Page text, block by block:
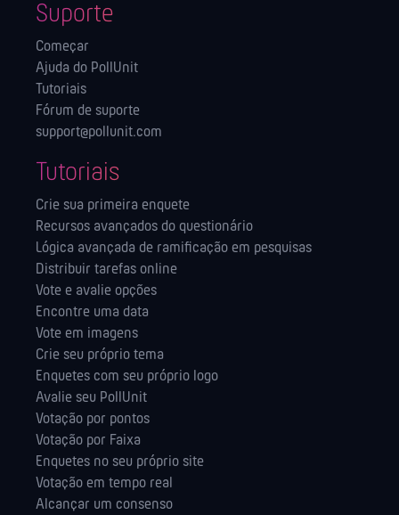
Suporte
Começar
Ajuda do PollUnit
Tutoriais
Fórum de suporte
support@pollunit.com
Tutoriais
Crie sua primeira enquete
Recursos avançados do questionário
Lógica avançada de ramificação em pesquisas
Distribuir tarefas online
Vote e avalie opções
Encontre uma data
Vote em imagens
Crie seu próprio tema
Enquetes com seu próprio logo
Avalie seu PollUnit
Votação por pontos
Votação por Faixa
Enquetes no seu próprio site
Votação em tempo real
Alcançar um consenso